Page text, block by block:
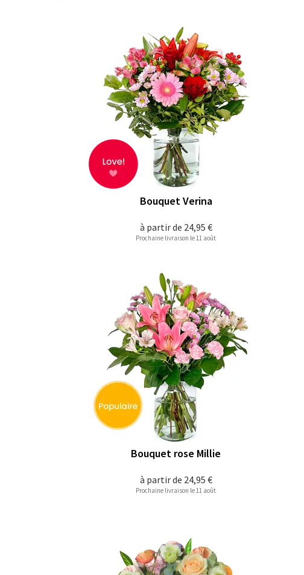
à partir de 24,95 €
Bouquet Verina
Prochaine livraison le 11 août
à partir de 24,95 €
Bouquet rose Millie
Prochaine livraison le 11 août